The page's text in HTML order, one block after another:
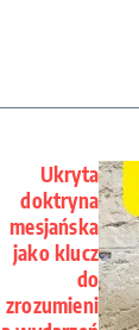
Ukryta
doktryna
mesjańska
jako klucz
do
zrozumieni